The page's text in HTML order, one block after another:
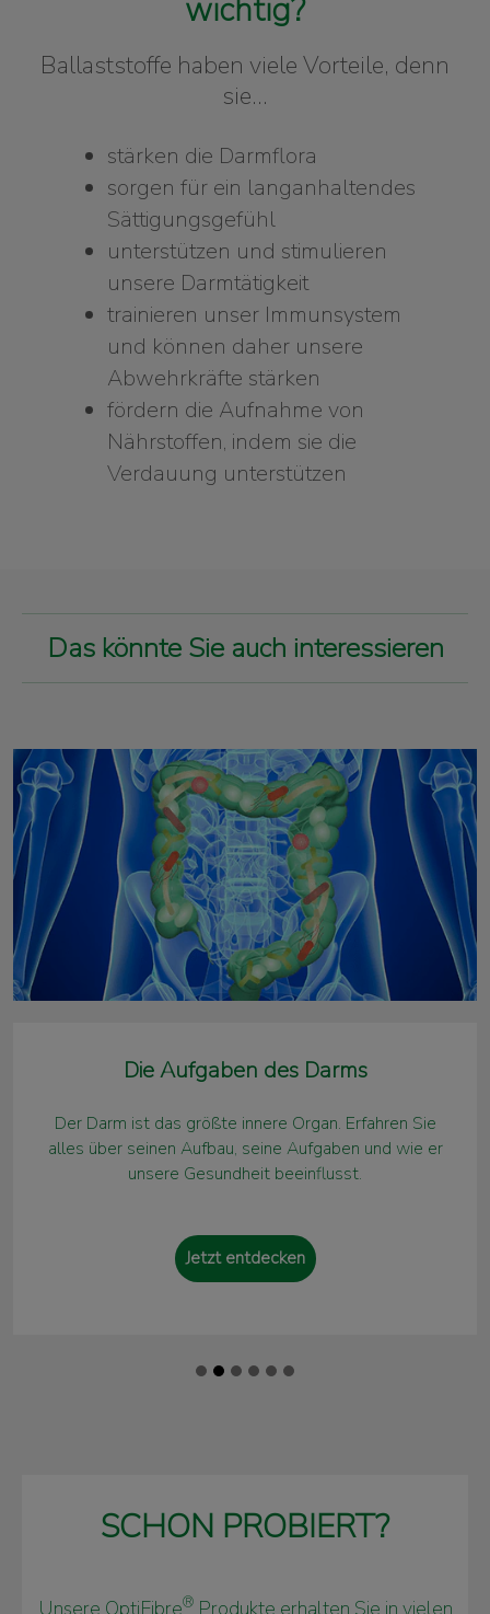
wichtig?
Ballaststoffe haben viele Vorteile, denn
sie…
stärken die Darmflora
sorgen für ein langanhaltendes
Sättigungsgefühl
unterstützen und stimulieren
unsere Darmtätigkeit
trainieren unser Immunsystem
und können daher unsere
Abwehrkräfte stärken
fördern die Aufnahme von
Nährstoffen, indem sie die
Verdauung unterstützen
Das könnte Sie auch interessieren
Die Aufgaben des Darms
Der Darm ist das größte innere Organ. Erfahren Sie
alles über seinen Aufbau, seine Aufgaben und wie er
unsere Gesundheit beeinflusst.
Jetzt entdecken
SCHON PROBIERT?
Unsere OptiFibre®Produkte erhalten Sie in vielen